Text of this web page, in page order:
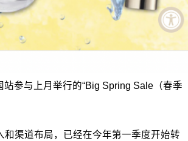
参与上月举行的“Big Spring Sale（春季
渠道布局，已经在今年第一季度开始转